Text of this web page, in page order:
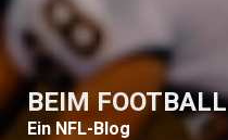
BEIM FOOTBALL
Ein NFL-Blog